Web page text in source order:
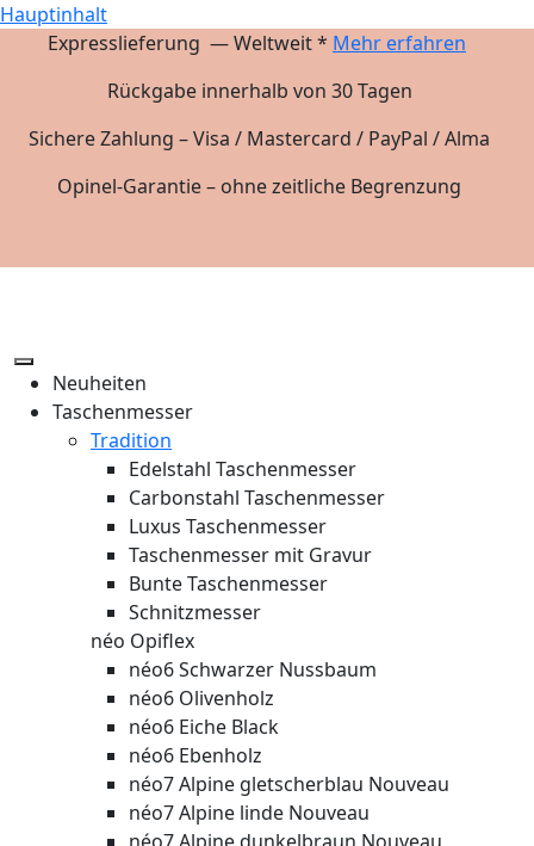
Hauptinhalt
Expresslieferung — Weltweit * Mehr erfahren
Rückgabe innerhalb von 30 Tagen
Sichere Zahlung – Visa / Mastercard / PayPal / Alma
Opinel-Garantie – ohne zeitliche Begrenzung
Neuheiten
Taschenmesser
Tradition
Edelstahl Taschenmesser
Carbonstahl Taschenmesser
Luxus Taschenmesser
Taschenmesser mit Gravur
Bunte Taschenmesser
Schnitzmesser
néo Opiflex
néo6 Schwarzer Nussbaum
néo6 Olivenholz
néo6 Eiche Black
néo6 Ebenholz
néo7 Alpine gletscherblau Nouveau
néo7 Alpine linde Nouveau